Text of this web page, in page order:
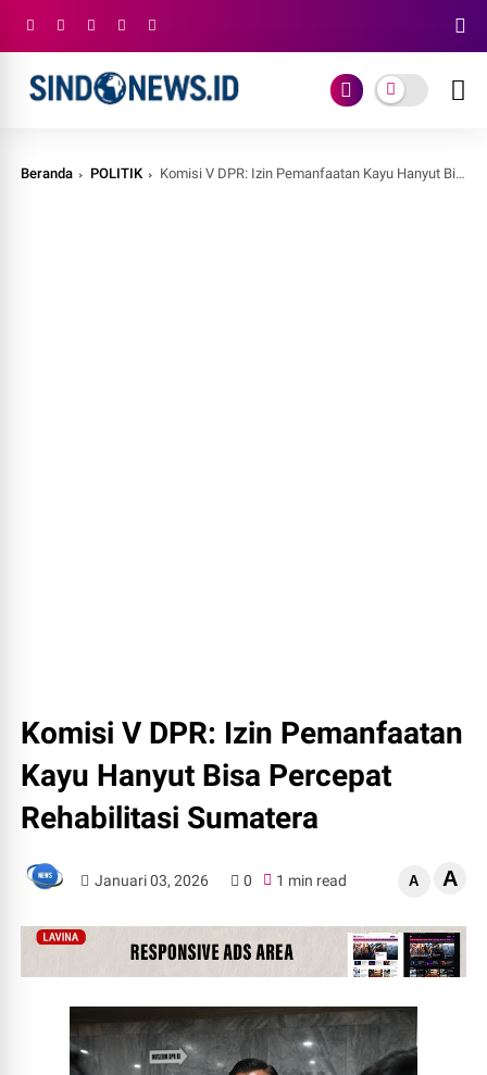
Beranda POLITIK Komisi V DPR: Izin Pemanfaatan Kayu Hanyut Bisa Percepat Rehabilitasi Sumatera
Komisi V DPR: Izin Pemanfaatan
Kayu Hanyut Bisa Percepat
Rehabilitasi Sumatera
Januari 03, 2026 0 1 min read A A